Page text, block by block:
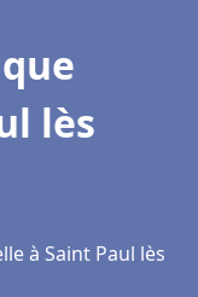
lès
à Saint Paul lès